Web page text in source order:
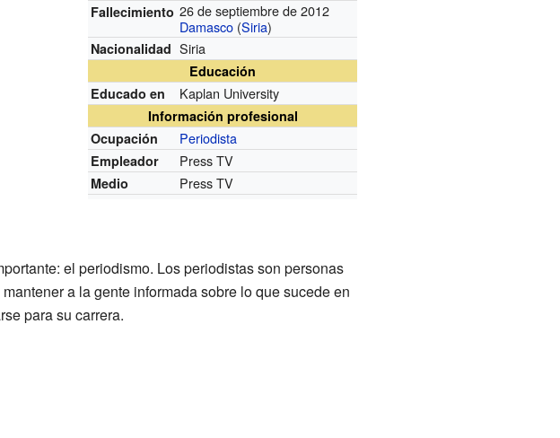
Fallecimiento 26 de septiembre de 2012
Damasco (Siria)
Nacionalidad Siria
Educación
Educado en
Kaplan University
Información profesional
Ocupación
Periodista
Empleador Press TV
Medio Press TV
el periodismo. Los periodistas son personas
a la gente informada sobre lo que sucede en
para su carrera.